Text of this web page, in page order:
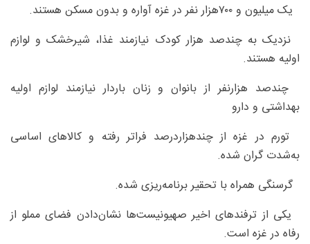
یک میلیون و ۷۰۰هزار نفر در غزه آواره و بدون مسکن هستند.
نزدیک به چندصد هزار کودک نیازمند غذا، شیرخشک و لوازم
اولیه هستند.
چندصد هزارنفر از بانوان و زنان باردار نیازمند لوازم اولیه
بهداشتی و دارو
تورم در غزه از چندهزاردرصد فراتر رفته و کالاهای اساسی
به‌شدت گران شده.
گرسنگی همراه با تحقیر برنامه‌ریزی شده.
یکی از ترفندهای اخیر صهیونیست‌ها نشان‌دادن فضای مملو از
رفاه در غزه است.